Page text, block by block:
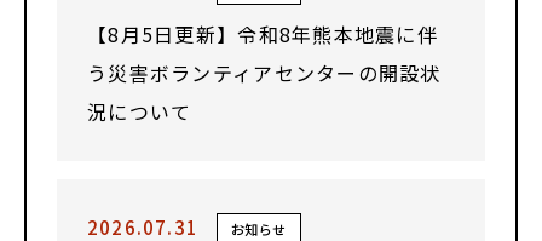
【8月5日更新】令和8年熊本地震に伴
う災害ボランティアセンターの開設状
況について
2026.07.31 お知らせ